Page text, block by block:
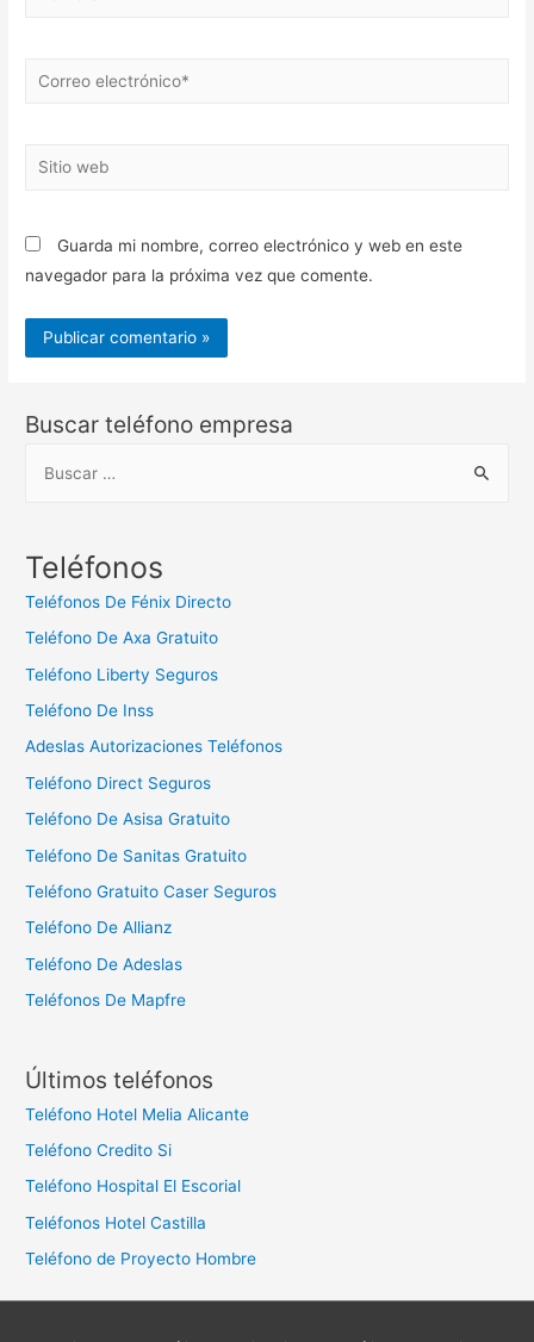
Correo
Sitio
Guarda mi nombre, correo electrónico y web en este
navegador para la próxima vez que comente.
Buscar teléfono empresa
c
:
Teléfonos
Teléfonos De Fénix Directo
Teléfono De Axa Gratuito
Teléfono Liberty Seguros
Teléfono De Inss
Adeslas Autorizaciones Teléfonos
Teléfono Direct Seguros
Teléfono De Asisa Gratuito
Teléfono De Sanitas Gratuito
Teléfono Gratuito Caser Seguros
Teléfono De Allianz
Teléfono De Adeslas
Teléfonos De Mapfre
Últimos teléfonos
Teléfono Hotel Melia Alicante
Teléfono Credito Si
Teléfono Hospital El Escorial
Teléfonos Hotel Castilla
Teléfono de Proyecto Hombre